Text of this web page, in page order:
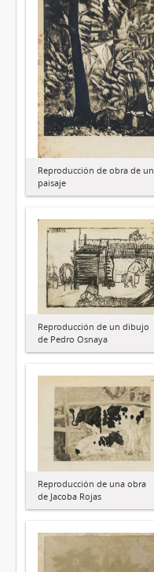
Reproducción de obra de un
paisaje
Reproducción de un dibujo
de Pedro Osnaya
Reproducción de una obra
de Jacoba Rojas